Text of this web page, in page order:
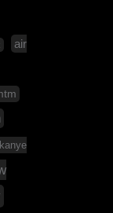
air
kanye